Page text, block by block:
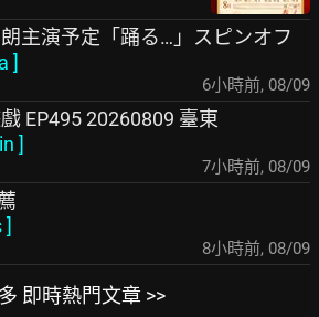
主演予定「踊る…」スピンオフ
]
6小時前, 08/09
EP495 20260809 臺東
]
7小時前, 08/09
]
8小時前, 08/09
即時熱門文章 >>